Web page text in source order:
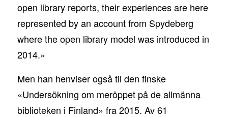
open library reports, their experiences are here
represented by an account from Spydeberg
where the open library model was introduced in
2014.»
Men han henviser også til den finske
«Undersökning om meröppet på de allmänna
biblioteken i Finland» fra 2015. Av 61